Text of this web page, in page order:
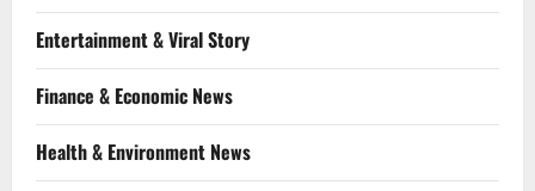
Entertainment & Viral Story
Finance & Economic News
Health & Environment News